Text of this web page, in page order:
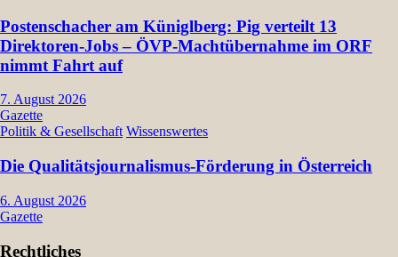
Postenschacher am Küniglberg: Pig verteilt 13
Direktoren-Jobs – ÖVP-Machtübernahme im ORF
nimmt Fahrt auf
7. August 2026
Gazette
Politik & Gesellschaft Wissenswertes
Die Qualitätsjournalismus-Förderung in Österreich
6. August 2026
Gazette
Rechtliches